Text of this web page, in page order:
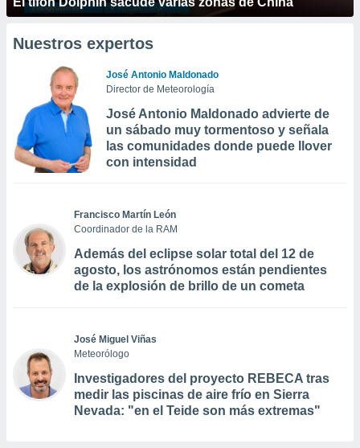
Nuestros expertos
José Antonio Maldonado
Director de Meteorología
José Antonio Maldonado advierte de
un sábado muy tormentoso y señala
las comunidades donde puede llover
con intensidad
Francisco Martín León
Coordinador de la RAM
Además del eclipse solar total del 12 de
agosto, los astrónomos están pendientes
de la explosión de brillo de un cometa
José Miguel Viñas
Meteorólogo
Investigadores del proyecto REBECA tras
medir las piscinas de aire frío en Sierra
Nevada: "en el Teide son más extremas"